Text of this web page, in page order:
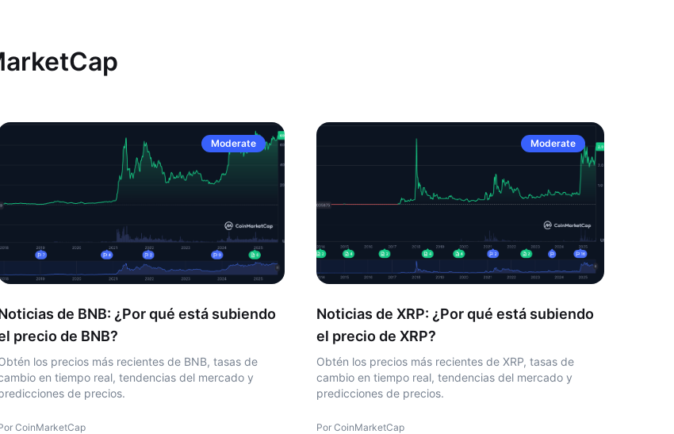
Moderate
de BNB: ¿Por qué está subiendo
precio de BNB?
los precios más recientes de BNB, tasas de
en tiempo real, tendencias del mercado y
de precios.
CoinMarketCap
Moderate
Noticias de XRP: ¿Por qué está subiendo
el precio de XRP?
Obtén los precios más recientes de XRP, tasas de
cambio en tiempo real, tendencias del mercado y
predicciones de precios.
Por CoinMarketCap